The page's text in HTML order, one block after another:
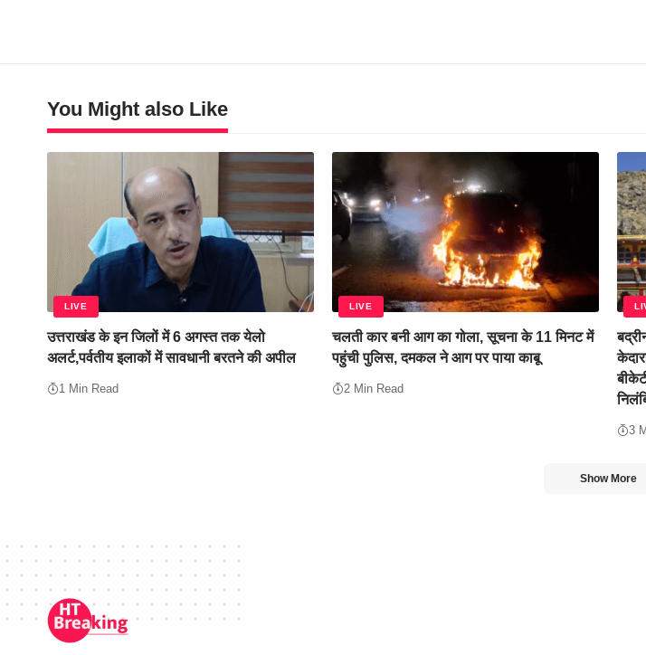
You Might also Like
LIVE
उत्तराखंड के इन जिलों में 6 अगस्त तक येलो
अलर्ट,पर्वतीय इलाकों में सावधानी बरतने की अपील
1 Min Read
LIVE
चलती कार बनी आग का गोला, सूचना के 11 मिनट में
पहुंची पुलिस, दमकल ने आग पर पाया काबू
2 Min Read
3
Show More